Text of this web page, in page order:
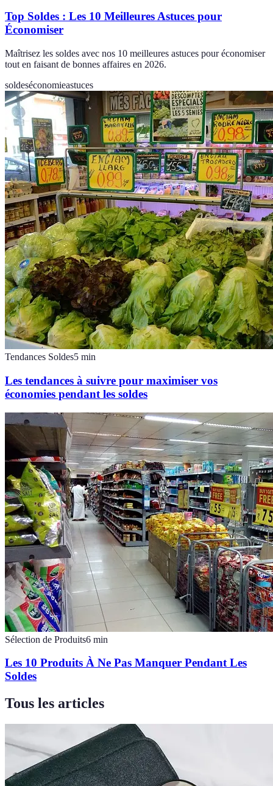
Top Soldes : Les 10 Meilleures Astuces pour
Économiser
Maîtrisez les soldes avec nos 10 meilleures astuces pour économiser
tout en faisant de bonnes affaires en 2026.
soldeséconomieastuces
Tendances Soldes5 min
Les tendances à suivre pour maximiser vos
économies pendant les soldes
Sélection de Produits6 min
Les 10 Produits À Ne Pas Manquer Pendant Les
Soldes
Tous les articles